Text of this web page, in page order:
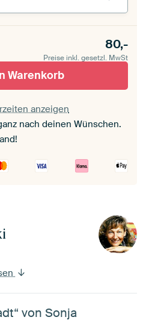
80,-
Preise inkl. gesetzl. MwSt
Warenkorb
anzeigen
nach deinen Wünschen.
von Sonja